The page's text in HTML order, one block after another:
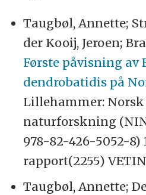
Taugbøl, Annette;
der Kooij, Jeroen;
Første påvisning
dendrobatidis på
Lillehammer:
naturforskning
978-82-426-5052-8)
rapport(2255)
Taugbøl, Annette;